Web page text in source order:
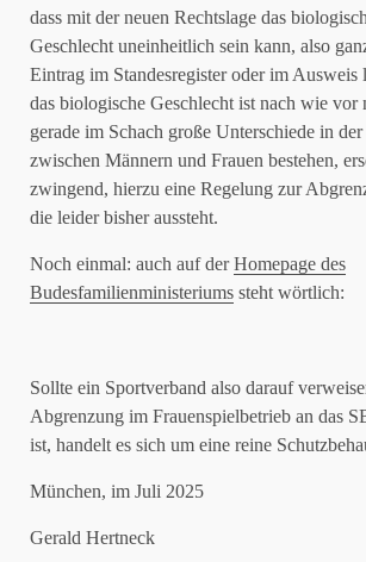
dass mit der neuen Rechtslage das
Geschlecht uneinheitlich sein kann, also
Eintrag im Standesregister oder im Ausweis
das biologische Geschlecht ist nach wie vor
gerade im Schach große Unterschiede in
zwischen Männern und Frauen bestehen,
zwingend, hierzu eine Regelung zur
die leider bisher aussteht.
Noch einmal: auch auf derHomepage des
Budesfamilienministeriums steht wörtlich:
Sollte ein Sportverband also darauf
Abgrenzung im Frauenspielbetrieb an das
ist, handelt es sich um eine reine
München, im Juli 2025
Gerald Hertneck